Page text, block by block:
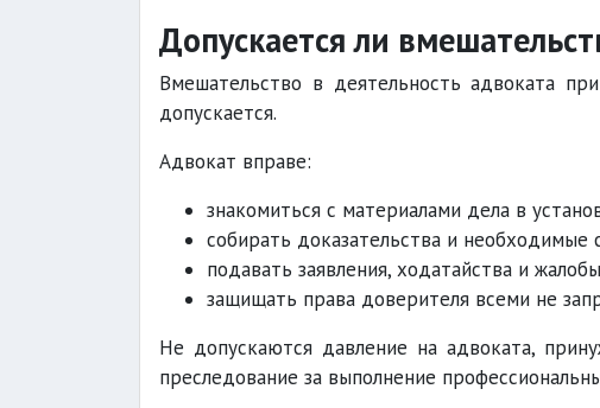
Допускается ли
Вмешательство в деятельность адвоката
допускается.
Адвокат вправе:
знакомиться с материалами дела в
собирать доказательства и необходимые
подавать заявления, ходатайства и
защищать права доверителя всеми не
Не допускаются давление на адвоката,
преследование за выполнение